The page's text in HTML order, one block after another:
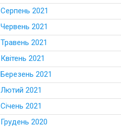
Серпень 2021
Червень 2021
Травень 2021
Квітень 2021
Березень 2021
Лютий 2021
Січень 2021
Грудень 2020